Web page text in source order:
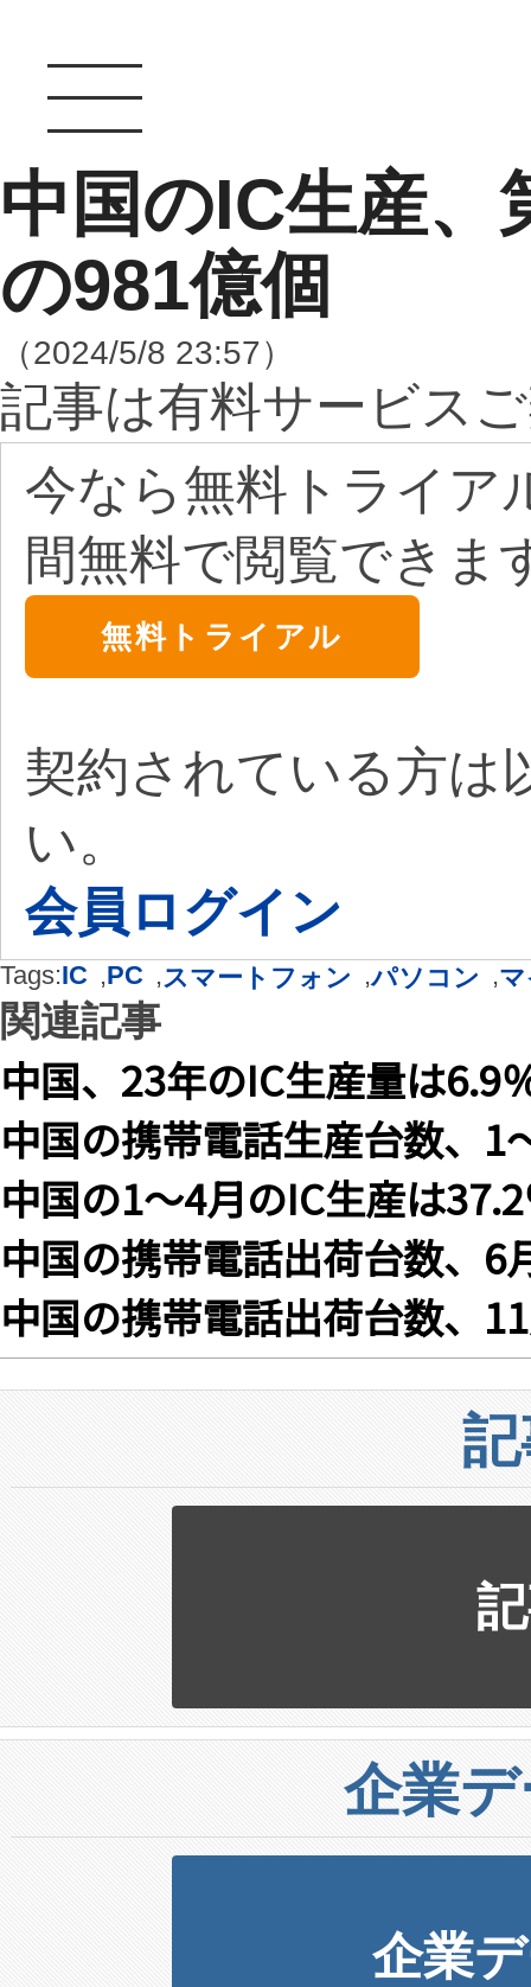
中国のIC生産、
の981億個
（2024/5/8 23:57）
記事は有料サービス
今なら無料トライア
間無料で閲覧できま
無料トライアル
契約されている方は
い。
会員ログイン
Tags:IC ,PC ,スマートフォン ,パソコン ,
関連記事
中国、23年のIC生産量は6.9
中国の携帯電話生産台数、1
中国の1～4月のIC生産は
中国の携帯電話出荷台数、
中国の携帯電話出荷台数、
企業
企業